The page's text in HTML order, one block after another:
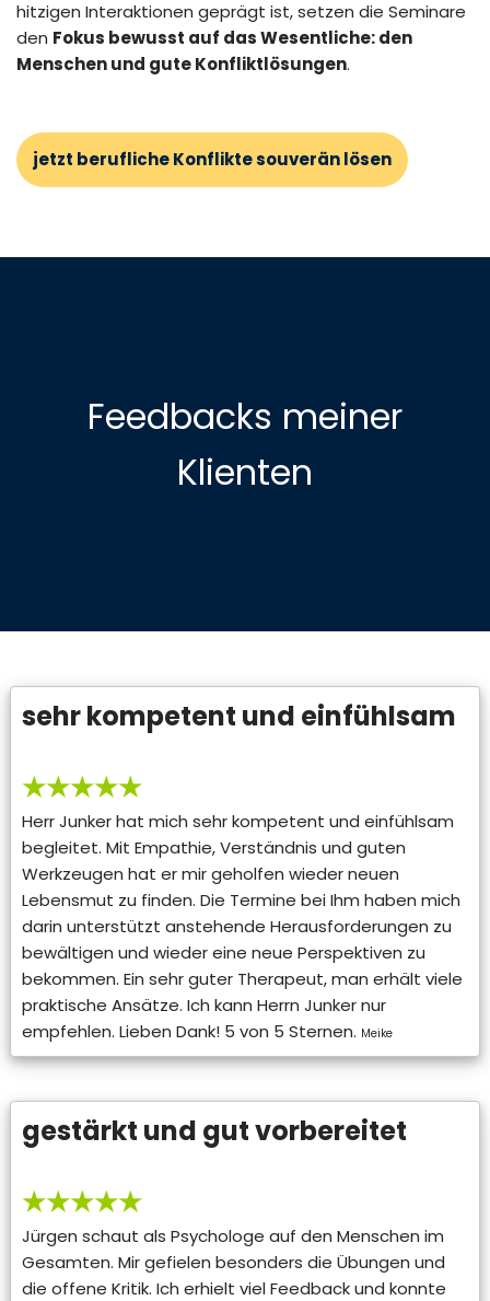
hitzigen Interaktionen geprägt ist, setzen die Seminare
den Fokus bewusst auf das Wesentliche: den
Menschen und gute Konfliktlösungen.
jetzt berufliche Konflikte souverän lösen
Feedbacks meiner
Klienten
sehr kompetent und einfühlsam
★★★★★
Herr Junker hat mich sehr kompetent und einfühlsam
begleitet. Mit Empathie, Verständnis und guten
Werkzeugen hat er mir geholfen wieder neuen
Lebensmut zu finden. Die Termine bei Ihm haben mich
darin unterstützt anstehende Herausforderungen zu
bewältigen und wieder eine neue Perspektiven zu
bekommen. Ein sehr guter Therapeut, man erhält viele
praktische Ansätze. Ich kann Herrn Junker nur
empfehlen. Lieben Dank! 5 von 5 Sternen. Meike
gestärkt und gut vorbereitet
★★★★★
Jürgen schaut als Psychologe auf den Menschen im
Gesamten. Mir gefielen besonders die Übungen und
die offene Kritik. Ich erhielt viel Feedback und konnte